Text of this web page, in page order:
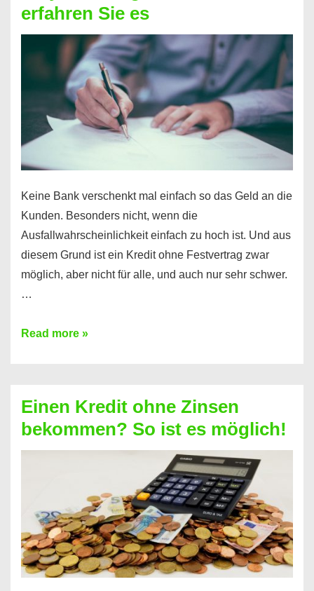
nicht
nur
für
Handy
möglich!
erfahren Sie es
Keine Bank verschenkt mal einfach so das Geld an die
Kunden. Besonders nicht, wenn die
Ausfallwahrscheinlichkeit einfach zu hoch ist. Und aus
diesem Grund ist ein Kredit ohne Festvertrag zwar
möglich, aber nicht für alle, und auch nur sehr schwer.
…
Ist
Festvertrag
für
jeden
erfahren
Sie
es
Read more »
Einen Kredit ohne Zinsen
bekommen? So ist es möglich!